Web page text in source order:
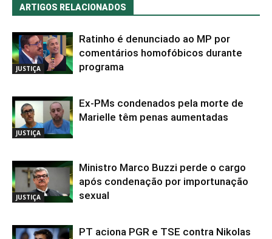
ARTIGOS RELACIONADOS
JUSTIÇA
Ratinho é denunciado ao MP por
comentários homofóbicos durante
programa
JUSTIÇA
Ex-PMs condenados pela morte de
Marielle têm penas aumentadas
JUSTIÇA
Ministro Marco Buzzi perde o cargo
após condenação por importunação
sexual
PT aciona PGR e TSE contra Nikolas